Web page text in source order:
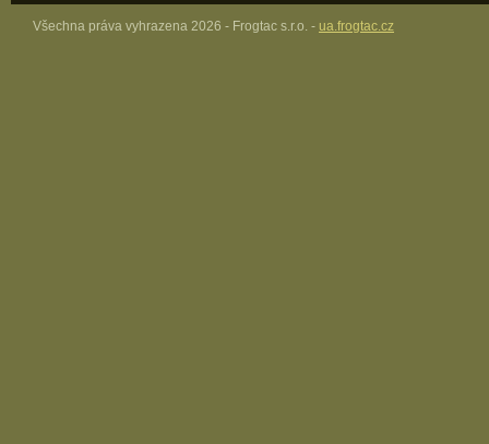
Všechna práva vyhrazena 2026 - Frogtac s.r.o. - ua.frogtac.cz